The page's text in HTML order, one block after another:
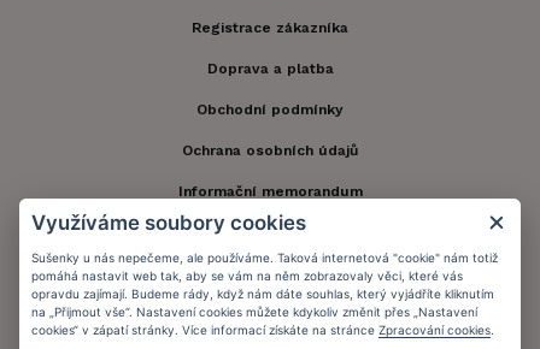
Registrace zákazníka
Doprava a platba
Obchodní podmínky
Ochrana osobních údajů
Informační memorandum
Zůstaňte s námi v kontaktu.
Využíváme soubory cookies
Sušenky u nás nepečeme, ale používáme. Taková internetová "cookie" nám totiž
pomáhá nastavit web tak, aby se vám na něm zobrazovaly věci, které vás
opravdu zajímají. Budeme rády, když nám dáte souhlas, který vyjádříte kliknutím
na „Přijmout vše“. Nastavení cookies můžete kdykoliv změnit přes „Nastavení
cookies“ v zápatí stránky. Více informací získáte na stránce Zpracování cookies